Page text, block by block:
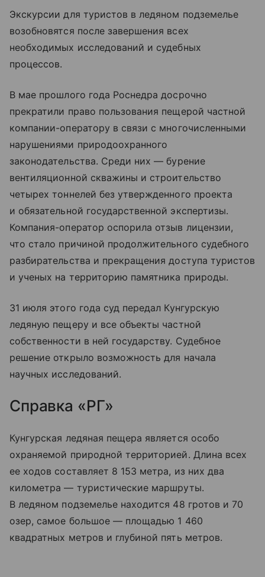
Экскурсии для туристов в ледяном подземелье
возобновятся после завершения всех
необходимых исследований и судебных
процессов.
В мае прошлого года Роснедра досрочно
прекратили право пользования пещерой частной
компании-оператору в связи с многочисленными
нарушениями природоохранного
законодательства. Среди них — бурение
вентиляционной скважины и строительство
четырех тоннелей без утвержденного проекта
и обязательной государственной экспертизы.
Компания-оператор оспорила отзыв лицензии,
что стало причиной продолжительного судебного
разбирательства и прекращения доступа туристов
и ученых на территорию памятника природы.
31 июля этого года суд передал Кунгурскую
ледяную пещеру и все объекты частной
собственности в ней государству. Судебное
решение открыло возможность для начала
научных исследований.
Справка «РГ»
Кунгурская ледяная пещера является особо
охраняемой природной территорией. Длина всех
ее ходов составляет 8 153 метра, из них два
километра — туристические маршруты.
В ледяном подземелье находится 48 гротов и 70
озер, самое большое — площадью 1 460
квадратных метров и глубиной пять метров.